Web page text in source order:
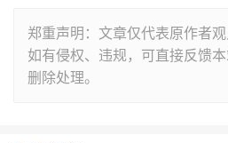
郑重声明：文章仅代表原作者观
如有侵权、违规，可直接反馈
删除处理。